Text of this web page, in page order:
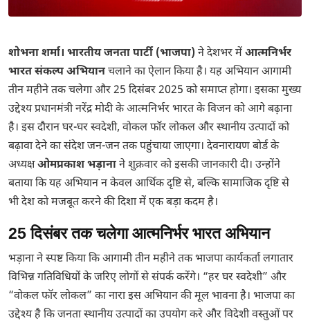
शोभना शर्मा। भारतीय जनता पार्टी (भाजपा) ने देशभर मेंआत्मनिर्भर
भारत संकल्प अभियानचलाने का ऐलान किया है। यह अभियान आगामी
तीन महीने तक चलेगा और 25 दिसंबर 2025 को समाप्त होगा। इसका मुख्य
उद्देश्य प्रधानमंत्री नरेंद्र मोदी के आत्मनिर्भर भारत के विजन को आगे बढ़ाना
है। इस दौरान घर-घर स्वदेशी, वोकल फॉर लोकल और स्थानीय उत्पादों को
बढ़ावा देने का संदेश जन-जन तक पहुंचाया जाएगा। देवनारायण बोर्ड के
अध्यक्षओमप्रकाश भड़ानाने शुक्रवार को इसकी जानकारी दी। उन्होंने
बताया कि यह अभियान न केवल आर्थिक दृष्टि से, बल्कि सामाजिक दृष्टि से
भी देश को मजबूत करने की दिशा में एक बड़ा कदम है।
25 दिसंबर तक चलेगा आत्मनिर्भर भारत अभियान
भड़ाना ने स्पष्ट किया कि आगामी तीन महीने तक भाजपा कार्यकर्ता लगातार
विभिन्न गतिविधियों के जरिए लोगों से संपर्क करेंगे। “हर घर स्वदेशी” और
“वोकल फॉर लोकल” का नारा इस अभियान की मूल भावना है। भाजपा का
उद्देश्य है कि जनता स्थानीय उत्पादों का उपयोग करे और विदेशी वस्तुओं पर